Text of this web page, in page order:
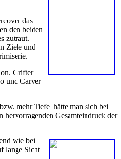
das
den beiden
zutraut.
Ziele und
Grifter
und Carver
mehr Tiefe hätte man sich bei
Gesamteindruck der
wie bei
lange Sicht